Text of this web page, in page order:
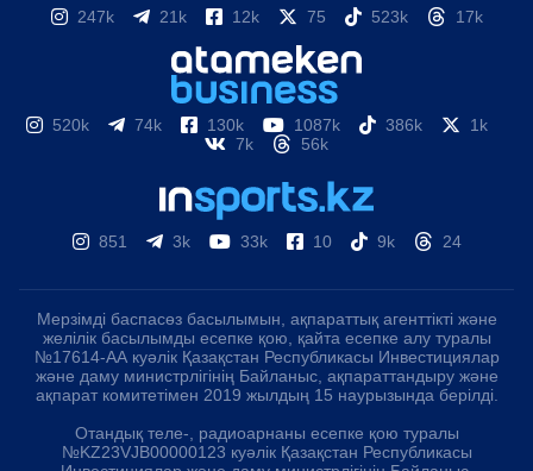
247k 21k 12k 75 523k 17k
520k 74k 130k 1087k 386k
1k
7k
56k
851 3k 33k 10 9k 24
Мерзімді баспасөз басылымын, ақпараттық агенттікті және
желілік басылымды есепке қою, қайта есепке алу туралы
№17614-АА куәлік Қазақстан Республикасы Инвестициялар
және даму министрлігінің Байланыс, ақпараттандыру және
ақпарат комитетімен 2019 жылдың 15 наурызында берілді.
Отандық теле-, радиоарнаны есепке қою туралы
№KZ23VJB00000123 куәлік Қазақстан Республикасы